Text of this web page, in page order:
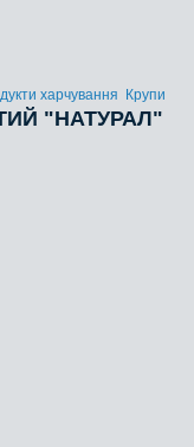
харчування Крупи
"НАТУРАЛ"